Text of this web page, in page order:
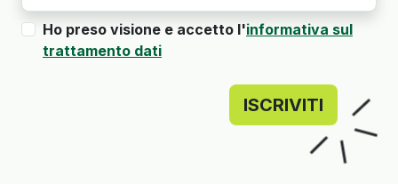
Ho preso visione e accetto l'informativa sul
trattamento dati
ISCRIVITI